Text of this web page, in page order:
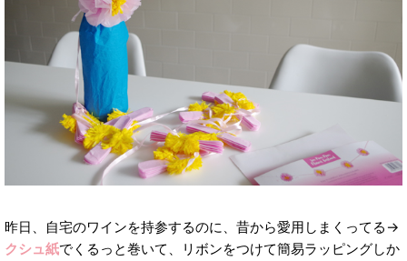
昨日、自宅のワインを持参するのに、昔から愛用しまくってる→
クシュ紙でくるっと巻いて、リボンをつけて簡易ラッピングしか